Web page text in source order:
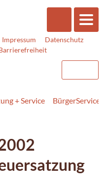
Impressum
Datenschutz
+ Service BürgerService